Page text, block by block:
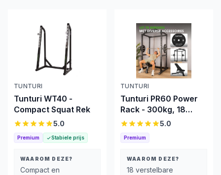
TUNTURI
Tunturi WT40 -
Compact Squat Rek
5.0
Premium Stabiele prijs
WAAROM DEZE?
Compact en
TUNTURI
Tunturi PR60 Power
Rack - 300kg, 18
standen, 5.0
Premium
WAAROM DEZE?
18 verstelbare